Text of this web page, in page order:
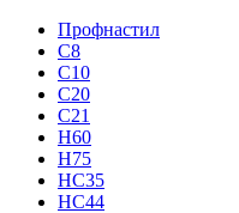
Профнастил
С8
С10
С20
С21
H60
H75
HС35
НС44